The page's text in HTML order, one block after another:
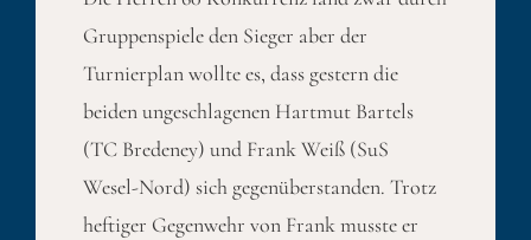
Gruppenspiele den Sieger aber der
Turnierplan wollte es, dass gestern die
beiden ungeschlagenen Hartmut Bartels
(TC Bredeney) und Frank Weiß (SuS
Wesel-Nord) sich gegenüberstanden. Trotz
heftiger Gegenwehr von Frank musste er